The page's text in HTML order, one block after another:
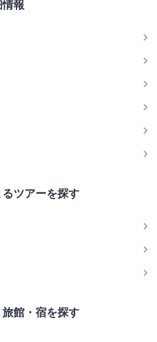
報
ツアーを探す
館・宿を探す